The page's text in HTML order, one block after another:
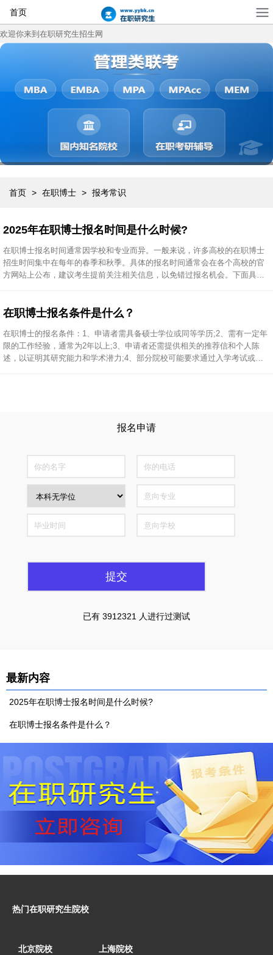
首页
欢迎你来到在职研究生招生网
首页 > 在职博士 > 报考常识
2025年在职博士报名时间是什么时候?
在职博士报名时间通常因学校和专业而异。一般来说，许多高校的在职博士
招生时间集中在每年的春季和秋季。具体的报名时间通常会在各个高校的官
方网站上公布，建议考生提前关注相关信息，以免错过报名机会。下面具体
在职博士报名条件是什么？
在职博士的报名条件：1、申请者需具备硕士学位或同等学历;2、需有一定年
限的工作经验，通常为2年以上;3、申请者还需提供相关的推荐信和个人陈
述，以证明其研究能力和学术潜力;4、部分院校可能要求通过入学考试或面
报名申请
全国仅300个名额
已有 3912321 人进行过测试
最新内容
2025年在职博士报名时间是什么时候?
在职博士报名条件是什么？
热门在职研究生院校
北京院校 上海院校